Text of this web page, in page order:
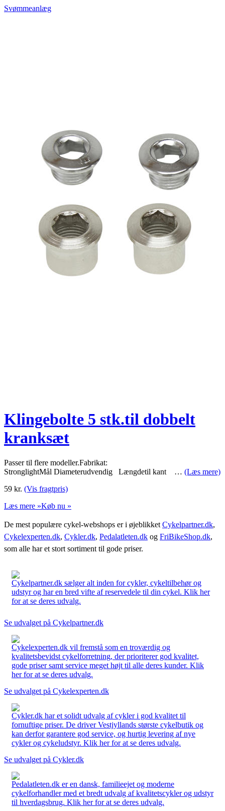
Svømmeanlæg
Klingebolte 5 stk.til dobbelt
kranksæt
Passer til flere modeller.Fabrikat:
StronglightMål Diameterudvendig Længdetil kant … (Læs mere)
59 kr. (Vis fragtpris)
Læs mere »Køb nu »
De mest populære cykel-webshops er i øjeblikket Cykelpartner.dk,
Cykelexperten.dk, Cykler.dk, Pedalatleten.dk og FriBikeShop.dk,
som alle har et stort sortiment til gode priser.
Cykelpartner.dk sælger alt inden for cykler, cykeltilbehør og
udstyr og har en bred vifte af reservedele til din cykel. Klik her
for at se deres udvalg.
Se udvalget på Cykelpartner.dk
Cykelexperten.dk vil fremstå som en troværdig og
kvalitetsbevidst cykelforretning, der prioriterer god kvalitet,
gode priser samt service meget højt til alle deres kunder. Klik
her for at se deres udvalg.
Se udvalget på Cykelexperten.dk
Cykler.dk har et solidt udvalg af cykler i god kvalitet til
fornuftige priser. De driver Vestjyllands største cykelbutik og
kan derfor garantere god service, og hurtig levering af nye
cykler og cykeludstyr. Klik her for at se deres udvalg.
Se udvalget på Cykler.dk
Pedalatleten.dk er en dansk, familieejet og moderne
cykelforhandler med et bredt udvalg af kvalitetscykler og udstyr
til hverdagsbrug. Klik her for at se deres udvalg.